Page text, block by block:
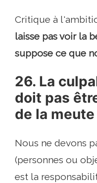
Critique à
laisse pas voir la
suppose ce que
26. La
doit pas
de la meute
Nous ne devons
(personnes ou
est la